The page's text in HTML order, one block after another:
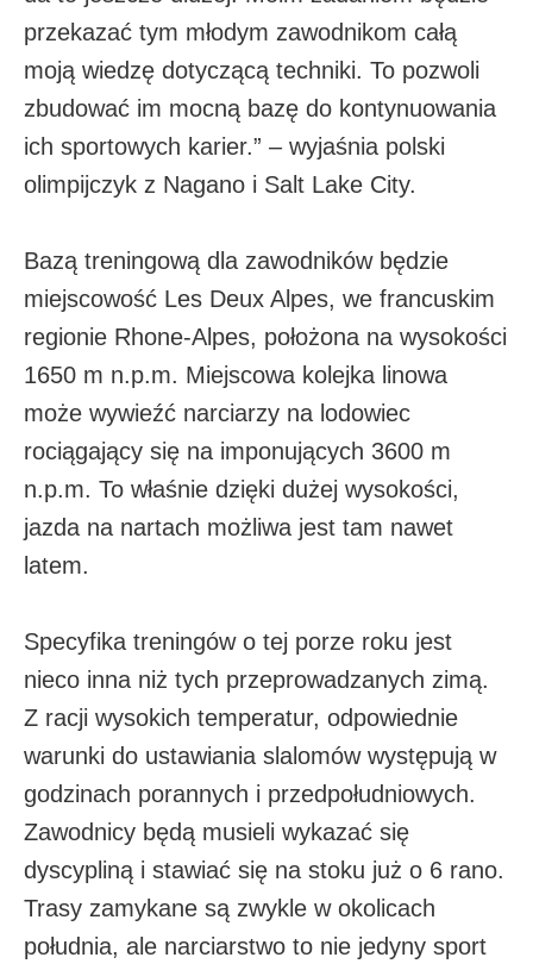
przekazać tym młodym zawodnikom całą
moją wiedzę dotyczącą techniki. To pozwoli
zbudować im mocną bazę do kontynuowania
ich sportowych karier.” – wyjaśnia polski
olimpijczyk z Nagano i Salt Lake City.
Bazą treningową dla zawodników będzie
miejscowość Les Deux Alpes, we francuskim
regionie Rhone-Alpes, położona na wysokości
1650 m n.p.m. Miejscowa kolejka linowa
może wywieźć narciarzy na lodowiec
rociągający się na imponujących 3600 m
n.p.m. To właśnie dzięki dużej wysokości,
jazda na nartach możliwa jest tam nawet
latem.
Specyfika treningów o tej porze roku jest
nieco inna niż tych przeprowadzanych zimą.
Z racji wysokich temperatur, odpowiednie
warunki do ustawiania slalomów występują w
godzinach porannych i przedpołudniowych.
Zawodnicy będą musieli wykazać się
dyscypliną i stawiać się na stoku już o 6 rano.
Trasy zamykane są zwykle w okolicach
południa, ale narciarstwo to nie jedyny sport